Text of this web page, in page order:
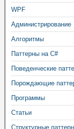
WPF
Администрирование
Алгоритмы
Паттерны на C#
Поведенческие
Порождающие
Программы
Статьи
Структурные